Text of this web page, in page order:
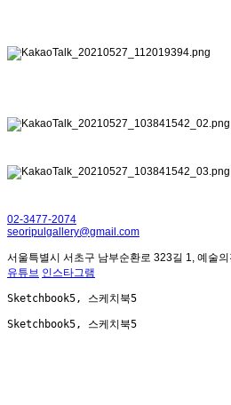
02-3477-2074
seoripulgallery@gmail.com
서울특별시 서초구 남부순환로 323길 1, 예술
유튜브 인스타그램
Sketchbook5, 스케치북5
Sketchbook5, 스케치북5